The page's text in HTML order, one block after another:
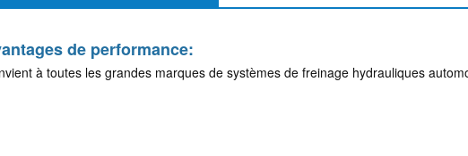
de performance:
à toutes les grandes marques de systèmes de freinage hydrauliques